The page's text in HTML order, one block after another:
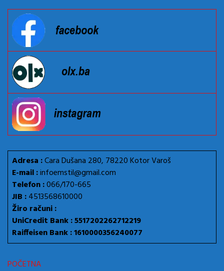
Adresa :Cara Dušana 280, 78220 Kotor Varoš
E-mail :infoemstil@gmail.com
Telefon :066/170-665
JIB :4513568610000
Žiro računi :
UniCredit Bank : 5517202262712219
Raiffeisen Bank : 1610000356240077
POČETNA